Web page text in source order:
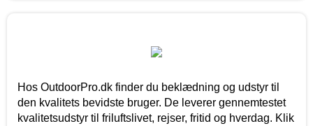
Hos OutdoorPro.dk finder du beklædning og udstyr til
den kvalitets bevidste bruger. De leverer gennemtestet
kvalitetsudstyr til friluftslivet, rejser, fritid og hverdag. Klik